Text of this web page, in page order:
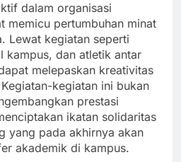
dalam organisasi
memicu pertumbuhan minat
Lewat kegiatan seperti
kampus, dan atletik antar
melepaskan kreativitas
kegiatan ini bukan
prestasi
ikatan solidaritas
yang pada akhirnya akan
akademik di kampus.